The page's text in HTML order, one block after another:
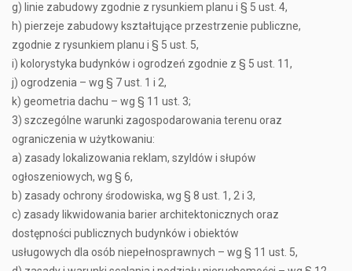
g) linie zabudowy zgodnie z rysunkiem planu i § 5 ust. 4,
h) pierzeje zabudowy kształtujące przestrzenie publiczne,
zgodnie z rysunkiem planu i § 5 ust. 5,
i) kolorystyka budynków i ogrodzeń zgodnie z § 5 ust. 11,
j) ogrodzenia – wg § 7 ust. 1 i 2,
k) geometria dachu – wg § 11 ust. 3;
3) szczególne warunki zagospodarowania terenu oraz
ograniczenia w użytkowaniu:
a) zasady lokalizowania reklam, szyldów i słupów
ogłoszeniowych, wg § 6,
b) zasady ochrony środowiska, wg § 8 ust. 1, 2 i 3,
c) zasady likwidowania barier architektonicznych oraz
dostępności publicznych budynków i obiektów
usługowych dla osób niepełnosprawnych – wg § 11 ust. 5,